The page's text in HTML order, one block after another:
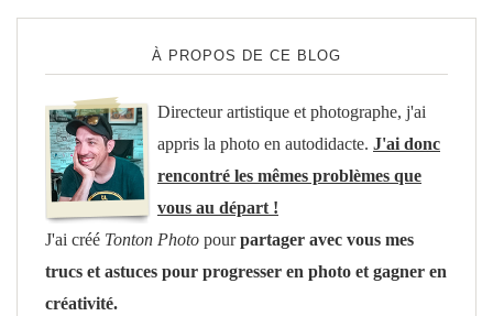
À PROPOS DE CE BLOG
Directeur artistique et photographe, j'ai
appris la photo en autodidacte. J'ai donc
rencontré les mêmes problèmes que
vous au départ !
J'ai créé Tonton Photo pourpartager avec vous mes
trucs et astuces pour progresser en photo et gagner en
créativité.